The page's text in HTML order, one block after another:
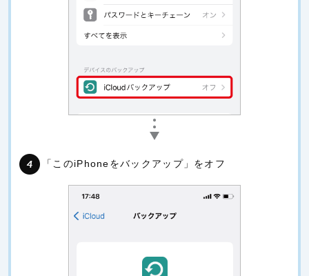
「このiPhoneをバックアップ」をオフ